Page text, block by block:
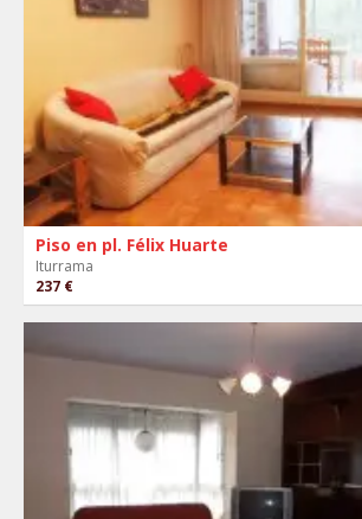
Piso en pl. Félix Huarte
Iturrama
237 €